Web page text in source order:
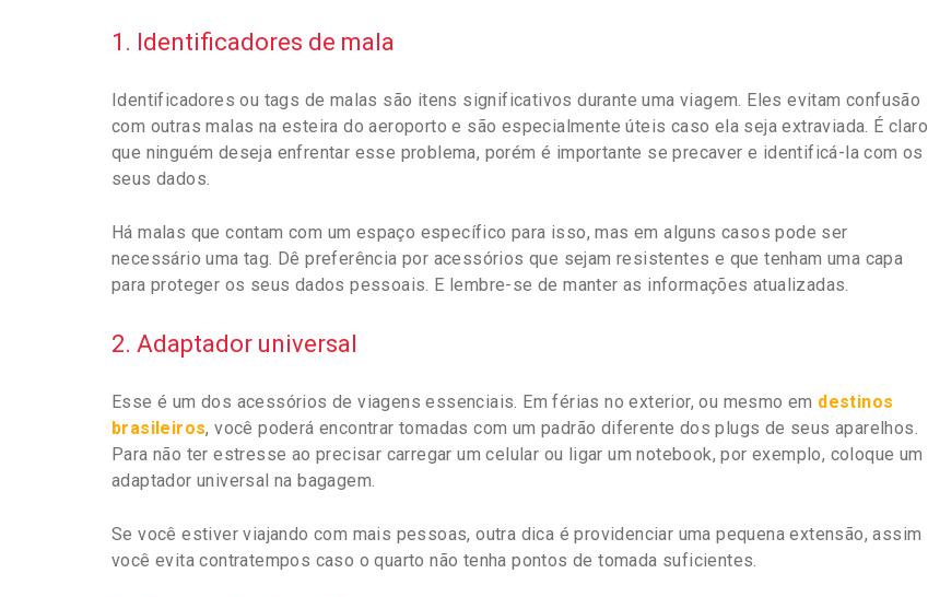
1. Identificadores de mala
Identificadores ou tags de malas são itens significativos durante uma viagem. Eles evitam confusão
com outras malas na esteira do aeroporto e são especialmente úteis caso ela seja extraviada. É claro
que ninguém deseja enfrentar esse problema, porém é importante se precaver e identificá-la com os
seus dados.
Há malas que contam com um espaço específico para isso, mas em alguns casos pode ser
necessário uma tag. Dê preferência por acessórios que sejam resistentes e que tenham uma capa
para proteger os seus dados pessoais. E lembre-se de manter as informações atualizadas.
2. Adaptador universal
Esse é um dos acessórios de viagens essenciais. Em férias no exterior, ou mesmo em destinos
brasileiros, você poderá encontrar tomadas com um padrão diferente dos plugs de seus aparelhos.
Para não ter estresse ao precisar carregar um celular ou ligar um notebook, por exemplo, coloque um
adaptador universal na bagagem.
Se você estiver viajando com mais pessoas, outra dica é providenciar uma pequena extensão, assim
você evita contratempos caso o quarto não tenha pontos de tomada suficientes.